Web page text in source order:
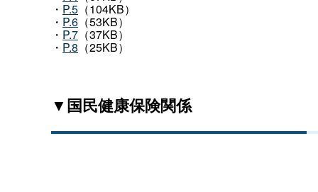
・ P.5 （104KB）
・ P.6 （53KB）
・ P.7 （37KB）
・ P.8 （25KB）
▼国民健康保険関係